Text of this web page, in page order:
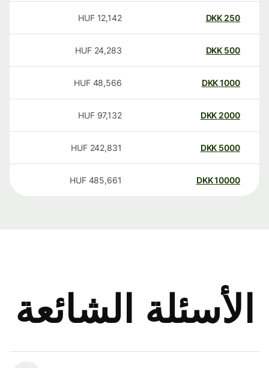
250
DKK
12,142
HUF
500
DKK
24,283
HUF
1000
DKK
48,566
HUF
2000
DKK
97,132
HUF
5000
DKK
242,831
HUF
10000
DKK
485,661
HUF
الأسئلة الشائعة